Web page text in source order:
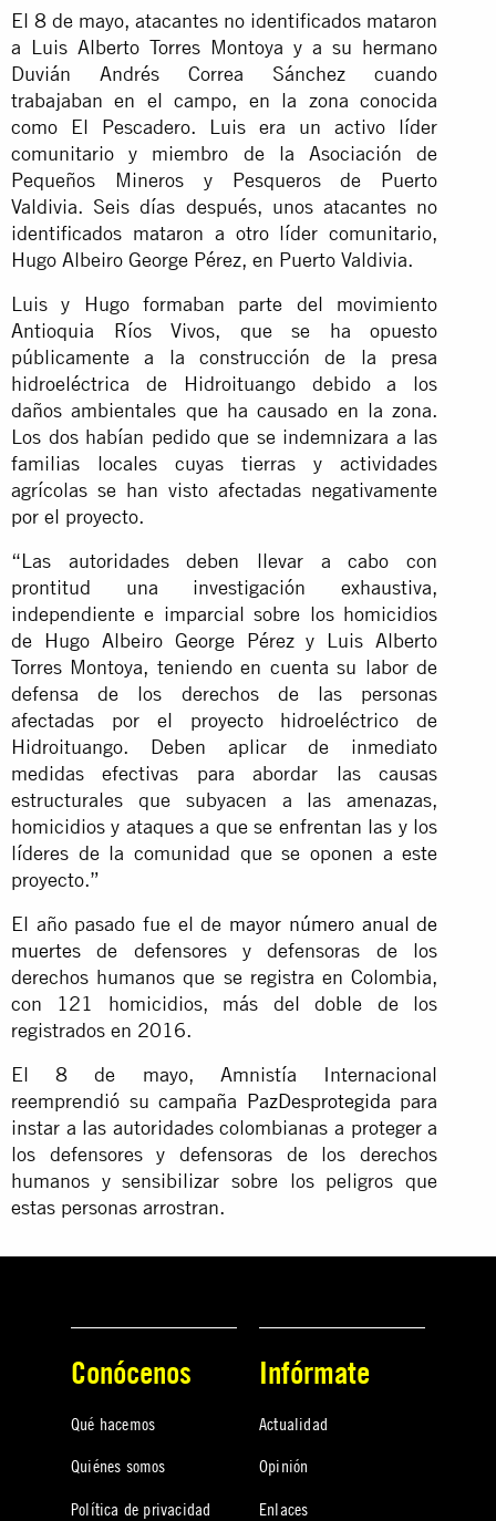
El 8 de mayo, atacantes no identificados mataron
a Luis Alberto Torres Montoya y a su hermano
Duvián Andrés Correa Sánchez cuando
trabajaban en el campo, en la zona conocida
como El Pescadero. Luis era un activo líder
comunitario y miembro de la Asociación de
Pequeños Mineros y Pesqueros de Puerto
Valdivia. Seis días después, unos atacantes no
identificados mataron a otro líder comunitario,
Hugo Albeiro George Pérez, en Puerto Valdivia.
Luis y Hugo formaban parte del movimiento
Antioquia Ríos Vivos, que se ha opuesto
públicamente a la construcción de la presa
hidroeléctrica de Hidroituango debido a los
daños ambientales que ha causado en la zona.
Los dos habían pedido que se indemnizara a las
familias locales cuyas tierras y actividades
agrícolas se han visto afectadas negativamente
por el proyecto.
“Las autoridades deben llevar a cabo con
prontitud una investigación exhaustiva,
independiente e imparcial sobre los homicidios
de Hugo Albeiro George Pérez y Luis Alberto
Torres Montoya, teniendo en cuenta su labor de
defensa de los derechos de las personas
afectadas por el proyecto hidroeléctrico de
Hidroituango. Deben aplicar de inmediato
medidas efectivas para abordar las causas
estructurales que subyacen a las amenazas,
homicidios y ataques a que se enfrentan las y los
líderes de la comunidad que se oponen a este
proyecto.”
El año pasado fue el de mayor número anual de
muertes de defensores y defensoras de los
derechos humanos que se registra en Colombia,
con 121 homicidios, más del doble de los
registrados en 2016.
El 8 de mayo, Amnistía Internacional
reemprendió su campaña PazDesprotegida para
instar a las autoridades colombianas a proteger a
los defensores y defensoras de los derechos
humanos y sensibilizar sobre los peligros que
estas personas arrostran.
Conócenos
Qué hacemos
Quiénes somos
Política de privacidad
Infórmate
Actualidad
Opinión
Enlaces